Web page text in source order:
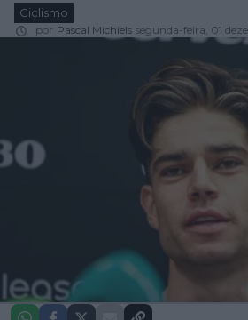
Ciclismo
por Pascal Michiels segunda-feira, 01